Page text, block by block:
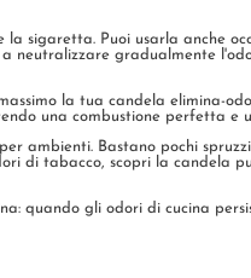
sigaretta. Puoi usarla anche
neutralizzare gradualmente
la tua candela elimina-
una combustione perfetta e
ambienti. Bastano pochi
di tabacco, scopri la candela
quando gli odori di cucina